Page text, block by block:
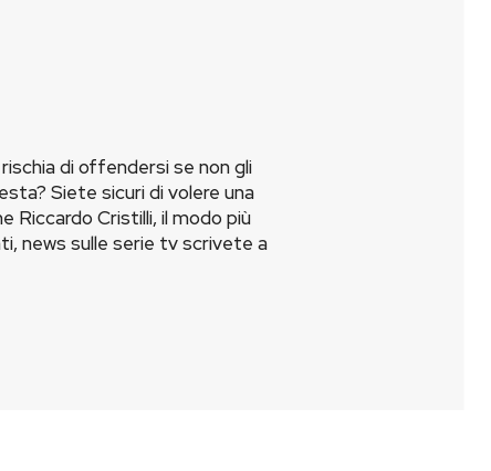
di offendersi se non gli
Siete sicuri di volere una
Cristilli, il modo più
news sulle serie tv scrivete a